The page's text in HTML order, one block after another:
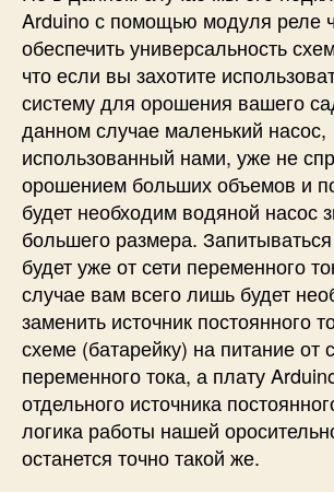
Arduino с помощью модуля реле
обеспечить универсальность
что если вы захотите
систему для орошения вашего
данном случае маленький насос,
использованный нами, уже не
орошением больших объемов и
будет необходим водяной насос
большего размера.
будет уже от сети переменного
случае вам всего лишь будет
заменить источник постоянного
схеме (батарейку) на питание от
переменного тока, а плату
отдельного источника
логика работы нашей
останется точно такой же.